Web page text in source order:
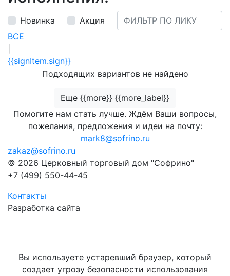
Новинка
Акция
ВСЕ
{{signItem.sign}}
Подходящих вариантов не найдено
Еще {{more}} {{more_label}}
Помогите нам стать лучше. Ждём Ваши вопросы,
пожелания, предложения и идеи на почту:
mark8@sofrino.ru
zakaz@sofrino.ru
© 2026 Церковный торговый дом "Софрино"
+7 (499) 550-44-45
Контакты
Разработка сайта
Вы используете устаревший браузер, который
создает угрозу безопасности использования